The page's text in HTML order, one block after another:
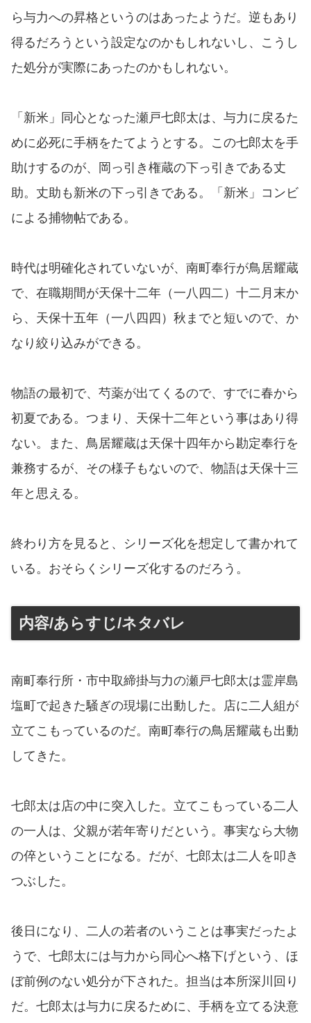
ら与力への昇格というのはあったようだ。逆もあり
得るだろうという設定なのかもしれないし、こうし
た処分が実際にあったのかもしれない。
「新米」同心となった瀬戸七郎太は、与力に戻るた
めに必死に手柄をたてようとする。この七郎太を手
助けするのが、岡っ引き権蔵の下っ引きである丈
助。丈助も新米の下っ引きである。「新米」コンビ
による捕物帖である。
時代は明確化されていないが、南町奉行が鳥居耀蔵
で、在職期間が天保十二年（一八四二）十二月末か
ら、天保十五年（一八四四）秋までと短いので、か
なり絞り込みができる。
物語の最初で、芍薬が出てくるので、すでに春から
初夏である。つまり、天保十二年という事はあり得
ない。また、鳥居耀蔵は天保十四年から勘定奉行を
兼務するが、その様子もないので、物語は天保十三
年と思える。
終わり方を見ると、シリーズ化を想定して書かれて
いる。おそらくシリーズ化するのだろう。
内容/あらすじ/ネタバレ
南町奉行所・市中取締掛与力の瀬戸七郎太は霊岸島
塩町で起きた騒ぎの現場に出動した。店に二人組が
立てこもっているのだ。南町奉行の鳥居耀蔵も出動
してきた。
七郎太は店の中に突入した。立てこもっている二人
の一人は、父親が若年寄りだという。事実なら大物
の倅ということになる。だが、七郎太は二人を叩き
つぶした。
後日になり、二人の若者のいうことは事実だったよ
うで、七郎太には与力から同心へ格下げという、ほ
ぼ前例のない処分が下された。担当は本所深川回り
だ。七郎太は与力に戻るために、手柄を立てる決意